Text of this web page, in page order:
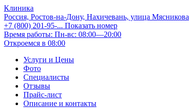
Клиника
Россия, Ростов-на-Дону, Нахичевань, улица Мясникова
+7 (800) 201-95-... Показать номер
Время работы: Пн-вс: 08:00—20:00
Откроемся в 08:00
Услуги и Цены
Фото
Специалисты
Отзывы
Прайс-лист
Описание и контакты